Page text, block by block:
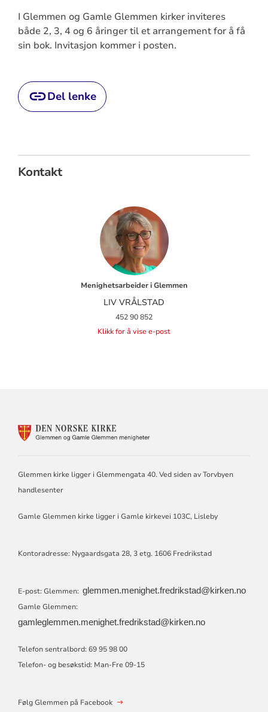
I Glemmen og Gamle Glemmen kirker inviteres
både 2, 3, 4 og 6 åringer til et arrangement for å få
sin bok. Invitasjon kommer i posten.
Del lenke
Kontakt
Menighetsarbeider i Glemmen
LIV VRÅLSTAD
452 90 852
Klikk for å vise e-post
FOR
GAMLE
Glemmen kirke ligger i Glemmengata 40. Ved siden av Torvbyen
handlesenter
Gamle Glemmen kirke ligger i Gamle kirkevei 103C, Lisleby
Kontoradresse: Nygaardsgata 28, 3 etg. 1606 Fredrikstad
E-post: Glemmen: glemmen.menighet.fredrikstad@kirken.no
Gamle Glemmen:
gamleglemmen.menighet.fredrikstad@kirken.no
Telefon sentralbord: 69 95 98 00
Telefon- og besøkstid: Man-Fre 09-15
Følg Glemmen på Facebook